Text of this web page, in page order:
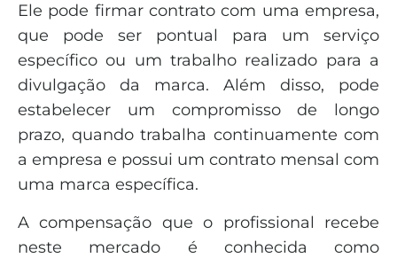
Ele pode firmar contrato com uma empresa,
que pode ser pontual para um serviço
específico ou um trabalho realizado para a
divulgação da marca. Além disso, pode
estabelecer um compromisso de longo
prazo, quando trabalha continuamente com
a empresa e possui um contrato mensal com
uma marca específica.
A compensação que o profissional recebe
neste mercado é conhecida como